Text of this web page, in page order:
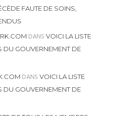
FAUTE DE SOINS,
DANS VOICI LA LISTE
DU GOUVERNEMENT DE
DANS VOICI LA LISTE
DU GOUVERNEMENT DE